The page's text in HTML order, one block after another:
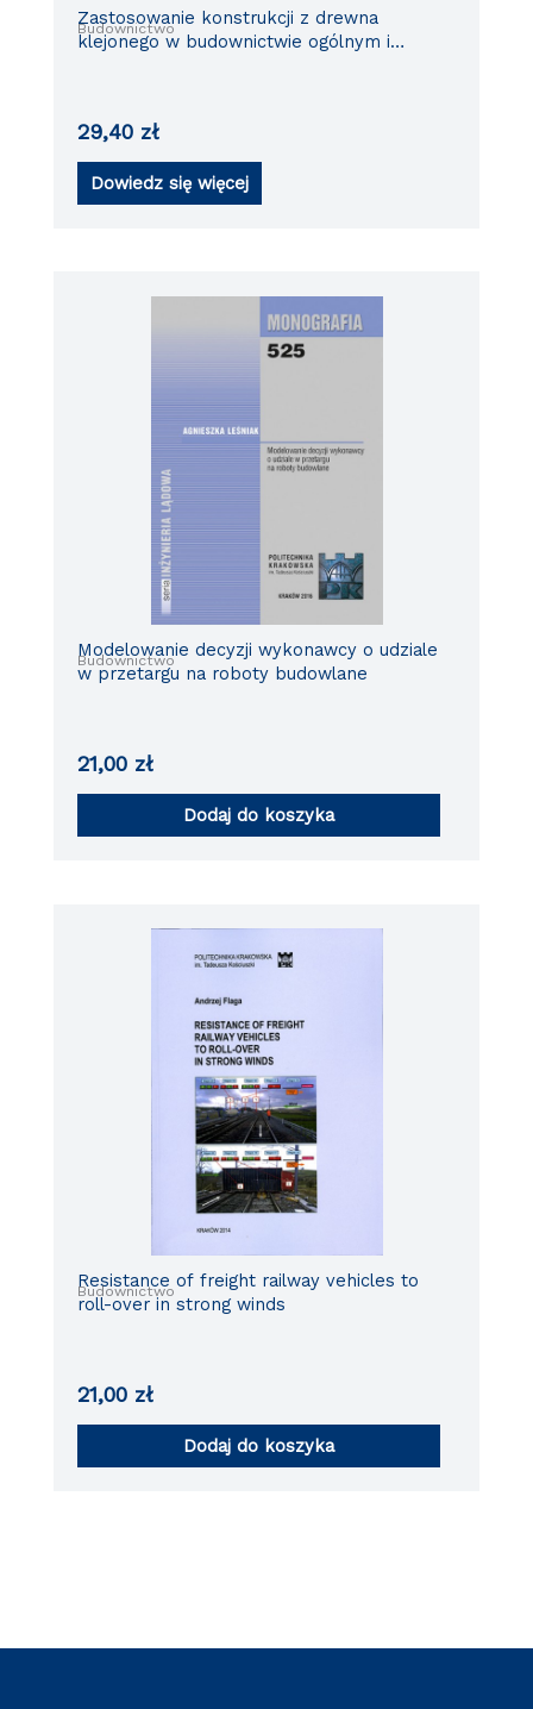
Budownictwo
Zastosowanie konstrukcji z drewna
klejonego w budownictwie ogólnym i
29,40 zł
Dowiedz się więcej
Budownictwo
Modelowanie decyzji wykonawcy o udziale
w przetargu na roboty budowlane
21,00 zł
Dodaj do koszyka
Budownictwo
Resistance of freight railway vehicles to
roll-over in strong winds
21,00 zł
Dodaj do koszyka